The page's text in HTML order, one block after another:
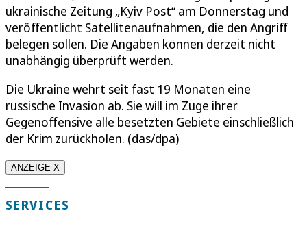
ukrainische Zeitung „Kyiv Post“ am Donnerstag und
veröffentlicht Satellitenaufnahmen, die den Angriff
belegen sollen. Die Angaben können derzeit nicht
unabhängig überprüft werden.
Die Ukraine wehrt seit fast 19 Monaten eine
russische Invasion ab. Sie will im Zuge ihrer
Gegenoffensive alle besetzten Gebiete einschließlich
der Krim zurückholen. (das/dpa)
ANZEIGE X
SERVICES